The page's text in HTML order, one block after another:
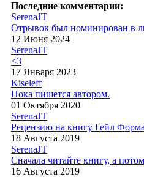
Последние комментарии:
SerenaJT
Отрывок был номинирован в
12 Июня 2024
SerenaJT
<3
17 Января 2023
Kiseleff
Пока пишется автором.
01 Октября 2020
SerenaJT
Рецензию на книгу Гейл
18 Августа 2019
SerenaJT
Сначала читайте книгу, а
16 Августа 2019